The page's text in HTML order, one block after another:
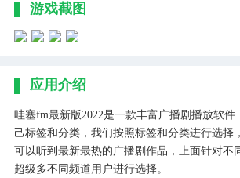
游戏截图
应用介绍
哇塞fm最新版2022是一款丰富广播剧播放软件
己标签和分类，我们按照标签和分类进行选择
可以听到最新最热的广播剧作品，上面针对不
超级多不同频道用户进行选择。